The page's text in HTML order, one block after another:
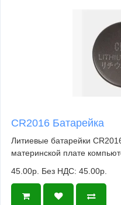
CR2016 Батарейка
Литиевые батарейки
материнской плате
45.00р. Без НДС: 45.00р.